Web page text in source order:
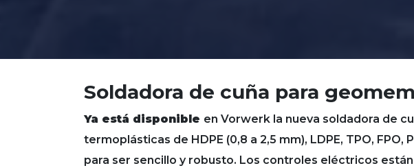
Soldadora de cuña para
Ya está disponible en Vorwerk la nueva soldadora de
termoplásticas de HDPE (0,8 a 2,5 mm), LDPE, TPO,
para ser sencillo y robusto. Los controles eléctricos